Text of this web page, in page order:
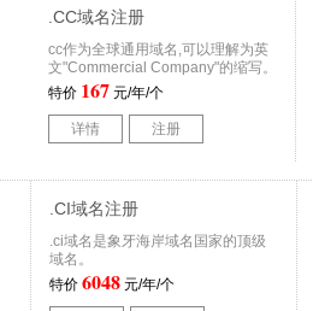
.CC域名注册
cc作为全球通用域名,可以理解为英
文"Commercial Company"的缩写。
特价 167 元/年/个
详情 注册
.CI域名注册
.ci域名是象牙海岸域名国家的顶级
域名。
特价 6048 元/年/个